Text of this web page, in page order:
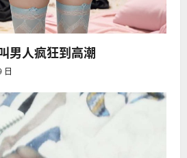
男人疯狂到高潮
日